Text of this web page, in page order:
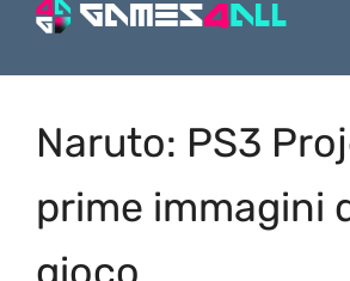
Naruto: PS3
prime immagini